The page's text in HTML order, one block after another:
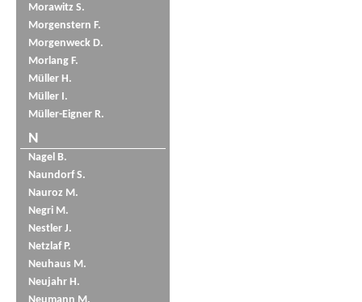
Morawitz S.
Morgenstern F.
Morgenweck D.
Morlang F.
Müller H.
Müller I.
Müller-Eigner R.
N
Nagel B.
Naundorf S.
Nauroz M.
Negri M.
Nestler J.
Netzlaf P.
Neuhaus M.
Neujahr H.